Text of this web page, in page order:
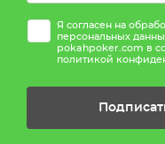
исключительно
Я согласен на
персональных
pokahpoker.com в
политикой